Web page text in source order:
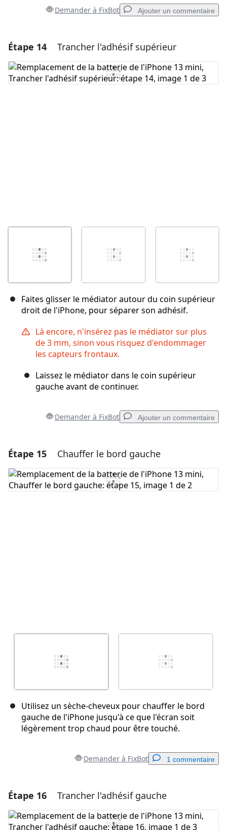
Demander à FixBot Ajouter un commentaire
Ajouter un commentaire
Ajouter un commentaire
Étape 14 Trancher l'adhésif supérieur
Faites glisser le médiator autour du coin supérieur
droit de l'iPhone, pour séparer son adhésif.
Là encore, n'insérez pas le médiator sur plus
de 3 mm, sinon vous risquez d'endommager
les capteurs frontaux.
Laissez le médiator dans le coin supérieur
gauche avant de continuer.
Demander à FixBot Ajouter un commentaire
Ajouter un commentaire
Ajouter un commentaire
Étape 15 Chauffer le bord gauche
Utilisez un sèche-cheveux pour chauffer le bord
gauche de l'iPhone jusqu'à ce que l'écran soit
légèrement trop chaud pour être touché.
Demander à FixBot 1 commentaire
Ajouter un commentaire
Ajouter un commentaire
Étape 16 Trancher l'adhésif gauche